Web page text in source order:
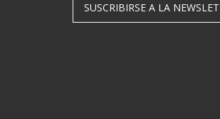
SUSCRIBIRSE A LA